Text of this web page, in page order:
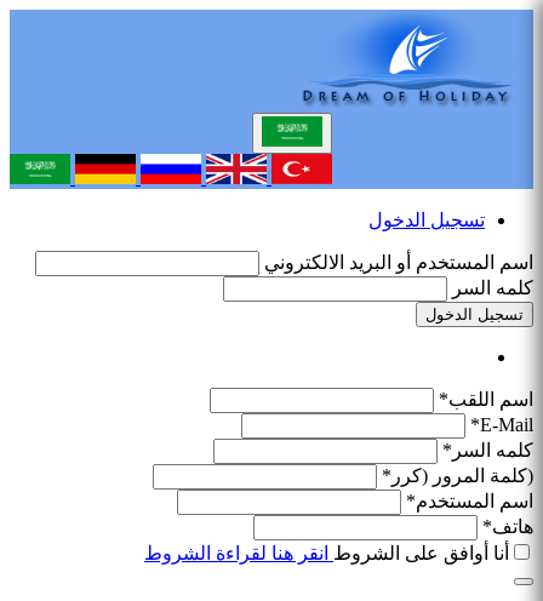
تسجيل الدخول
اسم المستخدم أو البريد الالكتروني
كلمه السر
تسجيل الدخول
اسم اللقب*
E-Mail*
كلمه السر*
(كلمة المرور (كرر*
اسم المستخدم*
هاتف*
أنا أوافق على الشروط انقر هنا لقراءة الشروط